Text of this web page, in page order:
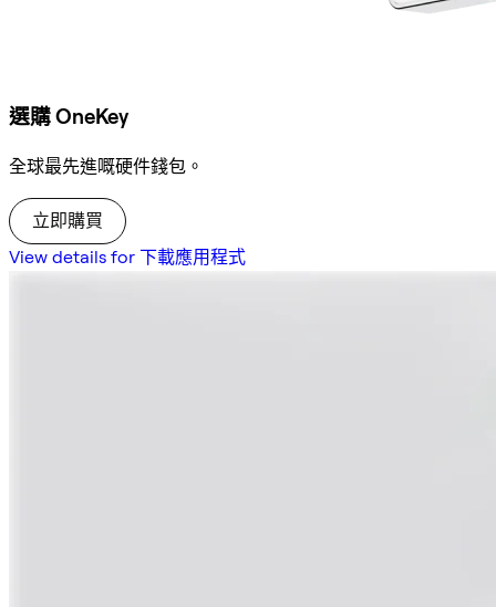
選購 OneKey
全球最先進嘅硬件錢包。
立即購買
View details for 下載應用程式